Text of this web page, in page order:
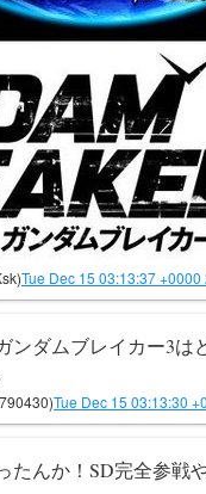
Tue Dec 15 03:13:37 +0000
ンダムブレイカー3は
Tue Dec 15 03:13:30
たんか！SD完全参戦